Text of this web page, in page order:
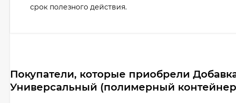
срок полезного действия.
Покупатели, которые приобрели
Универсальный (полимерный